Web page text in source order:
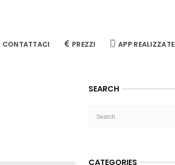
CONTATTACI PREZZI APP REALIZZATE
SEARCH
CATEGORIES